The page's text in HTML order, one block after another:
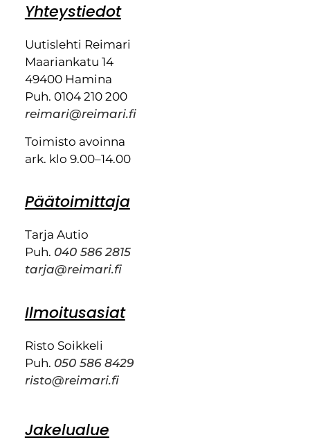
Yhteystiedot
Uutislehti Reimari
Maariankatu 14
49400 Hamina
Puh. 0104 210 200
reimari@reimari.fi
Toimisto avoinna
ark. klo 9.00–14.00
Päätoimittaja
Tarja Autio
Puh. 040 586 2815
tarja@reimari.fi
Ilmoitusasiat
Risto Soikkeli
Puh. 050 586 8429
risto@reimari.fi
Jakelualue